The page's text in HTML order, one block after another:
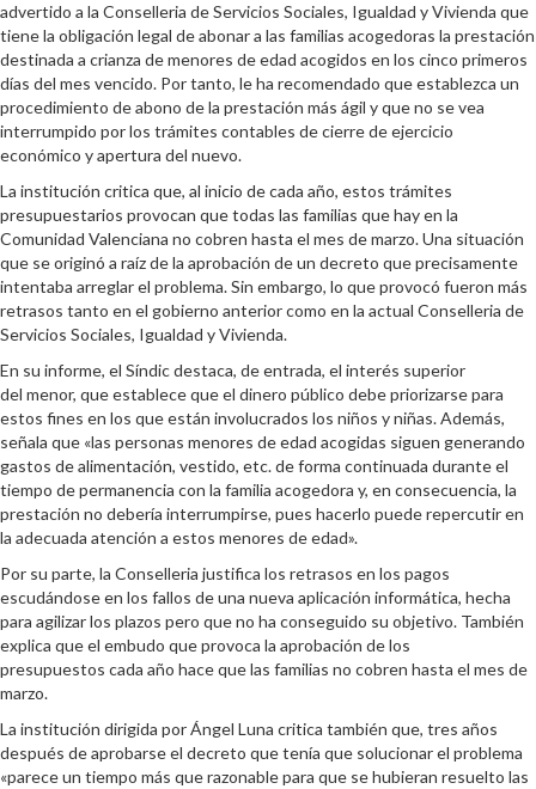
advertido a la Conselleria de Servicios Sociales, Igualdad y Vivienda que
tiene la obligación legal de abonar a las familias acogedoras la prestación
destinada a crianza de menores de edad acogidos en los cinco primeros
días del mes vencido. Por tanto, le ha recomendado que establezca un
procedimiento de abono de la prestación más ágil y que no se vea
interrumpido por los trámites contables de cierre de ejercicio
económico y apertura del nuevo.
La institución critica que, al inicio de cada año, estos trámites
presupuestarios provocan que todas las familias que hay en la
Comunidad Valenciana no cobren hasta el mes de marzo. Una situación
que se originó a raíz de la aprobación de un decreto que precisamente
intentaba arreglar el problema. Sin embargo, lo que provocó fueron más
retrasos tanto en el gobierno anterior como en la actual Conselleria de
Servicios Sociales, Igualdad y Vivienda.
En su informe, el Síndic destaca, de entrada, el interés superior
del menor, que establece que el dinero público debe priorizarse para
estos fines en los que están involucrados los niños y niñas. Además,
señala que «las personas menores de edad acogidas siguen generando
gastos de alimentación, vestido, etc. de forma continuada durante el
tiempo de permanencia con la familia acogedora y, en consecuencia, la
prestación no debería interrumpirse, pues hacerlo puede repercutir en
la adecuada atención a estos menores de edad».
Por su parte, la Conselleria justifica los retrasos en los pagos
escudándose en los fallos de una nueva aplicación informática, hecha
para agilizar los plazos pero que no ha conseguido su objetivo. También
explica que el embudo que provoca la aprobación de los
presupuestos cada año hace que las familias no cobren hasta el mes de
marzo.
La institución dirigida por Ángel Luna critica también que, tres años
después de aprobarse el decreto que tenía que solucionar el problema
«parece un tiempo más que razonable para que se hubieran resuelto las